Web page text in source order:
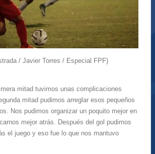
/ Javier Torres / Especial FPF)
mitad tuvimos unas complicaciones
mitad pudimos arreglar esos pequeños
Nos pudimos organizar un poquito mejor en
mejor atrás. Después del gol pudimos
el juego y eso fue lo que nos mantuvo